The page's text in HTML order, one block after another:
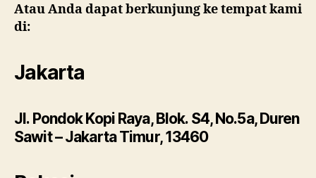
Atau Anda dapat berkunjung ke tempat kami
di:
Jakarta
Jl. Pondok Kopi Raya, Blok. S4, No.5a, Duren
Sawit – Jakarta Timur, 13460